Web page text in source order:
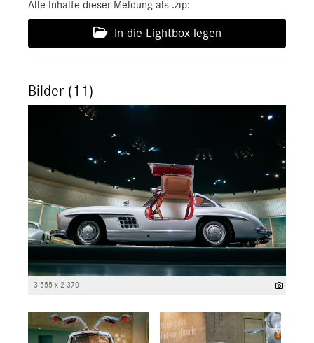
Alle Inhalte dieser Meldung als .zip:
In die Lightbox legen
Bilder (11)
3 555 x 2 370